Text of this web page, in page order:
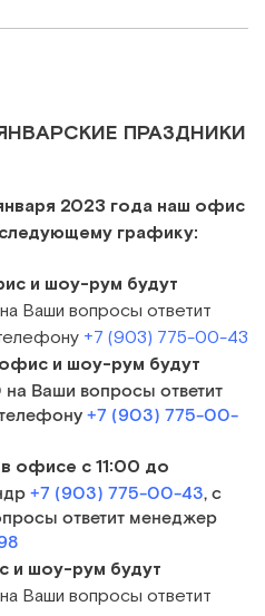
ПРАЗДНИКИ
2023 года наш офис
графику:
и шоу-рум будут
Ваши вопросы ответит
+7 (903) 775-00-43
офис и шоу-рум будут
на Ваши вопросы ответит
+7 (903) 775-00-
в офисе с 11:00 до
+7 (903) 775-00-43, с
ответит менеджер
и шоу-рум будут
Ваши вопросы ответит